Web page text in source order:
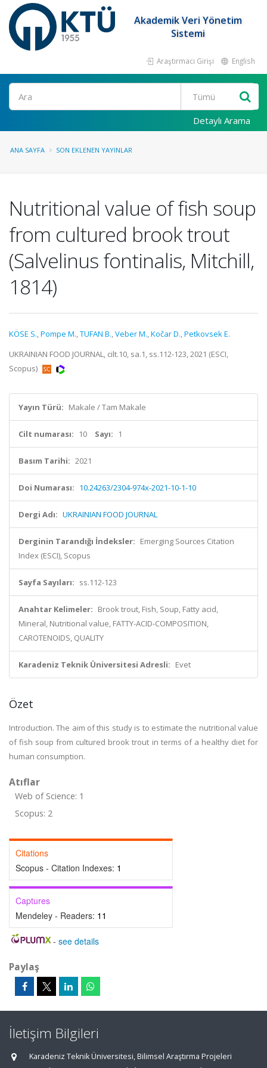
Akademik Veri Yönetim
Sistemi
Araştırmacı Girişi English
Ara
Detaylı Arama
ANA SAYFA SON EKLENEN YAYINLAR
Nutritional value of fish soup
from cultured brook trout
(Salvelinus fontinalis, Mitchill,
1814)
KÖSE S.,Pompe M.,TUFAN B.,Veber M.,Kočar D.,Petkovsek E.
UKRAINIAN FOOD JOURNAL, cilt.10, sa.1, ss.112-123, 2021 (ESCI,
Scopus)
Yayın Türü: Makale / Tam Makale
Cilt numarası: 10 Sayı: 1
Basım Tarihi: 2021
Doi Numarası: 10.24263/2304-974x-2021-10-1-10
Dergi Adı: UKRAINIAN FOOD JOURNAL
Derginin Tarandığı İndeksler: Emerging Sources Citation
Index (ESCI), Scopus
Sayfa Sayıları: ss.112-123
Anahtar Kelimeler: Brook trout, Fish, Soup, Fatty acid,
Mineral, Nutritional value, FATTY-ACID-COMPOSITION,
CAROTENOIDS, QUALITY
Karadeniz Teknik Üniversitesi Adresli: Evet
Özet
Introduction. The aim of this study is to estimate the nutritional value
of fish soup from cultured brook trout in terms of a healthy diet for
human consumption.
Atıflar
Web of Science: 1
Scopus: 2
Citations
Scopus - Citation Indexes: 1
Captures
Mendeley - Readers: 11
- see details
Paylaş
İletişim Bilgileri
Karadeniz Teknik Üniversitesi, Bilimsel Araştırma Projeleri